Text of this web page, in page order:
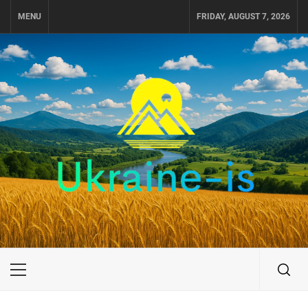
MENU FRIDAY, AUGUST 7, 2026
UKRAINE-IS
ПОДОРОЖI ПО УКРАЇНІ
Primary